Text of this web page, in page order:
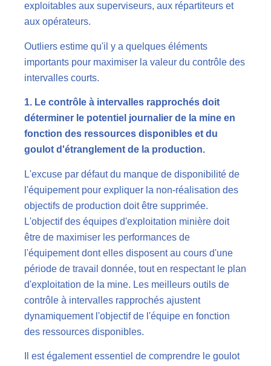
exploitables aux superviseurs, aux répartiteurs et
aux opérateurs.
Outliers estime qu'il y a quelques éléments
importants pour maximiser la valeur du contrôle des
intervalles courts.
1. Le contrôle à intervalles rapprochés doit
déterminer le potentiel journalier de la mine en
fonction des ressources disponibles et du
goulot d'étranglement de la production.
L'excuse par défaut du manque de disponibilité de
l'équipement pour expliquer la non-réalisation des
objectifs de production doit être supprimée.
L'objectif des équipes d'exploitation minière doit
être de maximiser les performances de
l'équipement dont elles disposent au cours d'une
période de travail donnée, tout en respectant le plan
d'exploitation de la mine. Les meilleurs outils de
contrôle à intervalles rapprochés ajustent
dynamiquement l'objectif de l'équipe en fonction
des ressources disponibles.
Il est également essentiel de comprendre le goulot